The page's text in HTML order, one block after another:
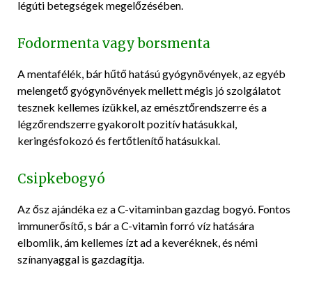
légúti betegségek megelőzésében.
Fodormenta vagy borsmenta
A mentafélék, bár hűtő hatású gyógynövények, az egyéb
melengető gyógynövények mellett mégis jó szolgálatot
tesznek kellemes ízükkel, az emésztőrendszerre és a
légzőrendszerre gyakorolt pozitív hatásukkal,
keringésfokozó és fertőtlenítő hatásukkal.
Csipkebogyó
Az ősz ajándéka ez a C-vitaminban gazdag bogyó. Fontos
immunerősítő, s bár a C-vitamin forró víz hatására
elbomlik, ám kellemes ízt ad a keveréknek, és némi
színanyaggal is gazdagítja.